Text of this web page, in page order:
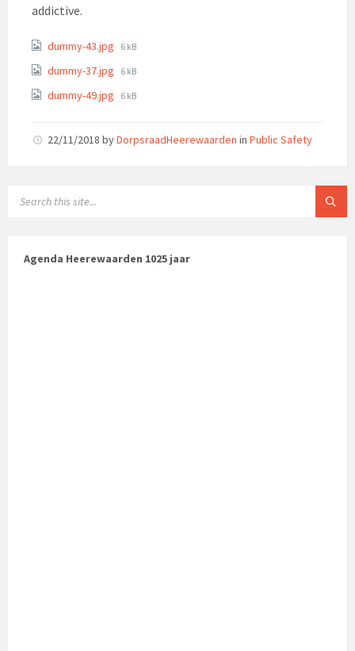
addictive.
dummy-43.jpg 6 kB
dummy-37.jpg 6 kB
dummy-49.jpg 6 kB
22/11/2018 byDorpsraadHeerewaarden in Public Safety
Agenda Heerewaarden 1025 jaar